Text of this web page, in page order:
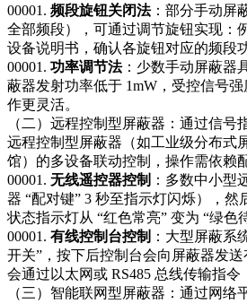
00001. 频段旋钮关闭法：部分手动屏
全部频段），可通过调节旋钮实现：
设备说明书，确认各旋钮对应的频段
00001. 功率调节法：少数手动屏蔽器
蔽器发射功率低于 1mW，受控信号
作更灵活。​
（二）远程控制型屏蔽器：通过信号
远程控制型屏蔽器（如工业级分布式
馆）的多设备联动控制，操作需依赖
00001. 无线遥控器控制 ：多数中小
器 “配对键” 3 秒至指示灯闪烁），
状态指示灯从 “红色常亮” 变为 “绿色
00001. 有线控制台控制 ：大型屏蔽
开关”，按下后控制台会向屏蔽器发
会通过以太网或 RS485 总线传输指
（三）智能联网型屏蔽器：通过网络